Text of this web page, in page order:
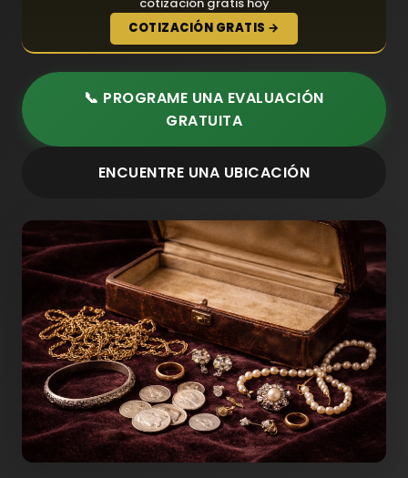
COTIZACIÓN GRATIS →
📞 PROGRAME UNA EVALUACIÓN
GRATUITA
ENCUENTRE UNA UBICACIÓN